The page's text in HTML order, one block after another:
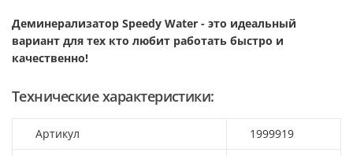
Деминерализатор Speedy Water - это идеальный
вариант для тех кто любит работать быстро и
качественно!
Технические характеристики:
Артикул 1999919